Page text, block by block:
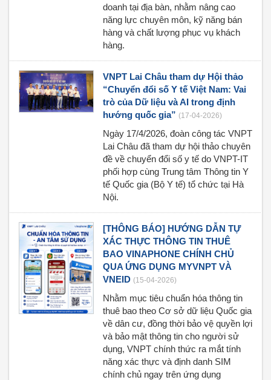
doanh tại địa bàn, nhằm nâng cao
năng lực chuyên môn, kỹ năng bán
hàng và chất lượng phục vụ khách
hàng.
VNPT Lai Châu tham dự Hội thảo
“Chuyển đổi số Y tế Việt Nam: Vai
trò của Dữ liệu và AI trong định
hướng quốc gia” (17-04-2026)
Ngày 17/4/2026, đoàn công tác VNPT
Lai Châu đã tham dự hội thảo chuyên
đề về chuyển đổi số y tế do VNPT-IT
phối hợp cùng Trung tâm Thông tin Y
tế Quốc gia (Bộ Y tế) tổ chức tại Hà
Nội.
[THÔNG BÁO] HƯỚNG DẪN TỰ
XÁC THỰC THÔNG TIN THUÊ
BAO VINAPHONE CHÍNH CHỦ
QUA ỨNG DỤNG MYVNPT VÀ
VNEID (15-04-2026)
Nhằm mục tiêu chuẩn hóa thông tin
thuê bao theo Cơ sở dữ liệu Quốc gia
về dân cư, đồng thời bảo vệ quyền lợi
và bảo mật thông tin cho người sử
dụng, VNPT chính thức ra mắt tính
năng xác thực và định danh SIM
chính chủ ngay trên ứng dụng